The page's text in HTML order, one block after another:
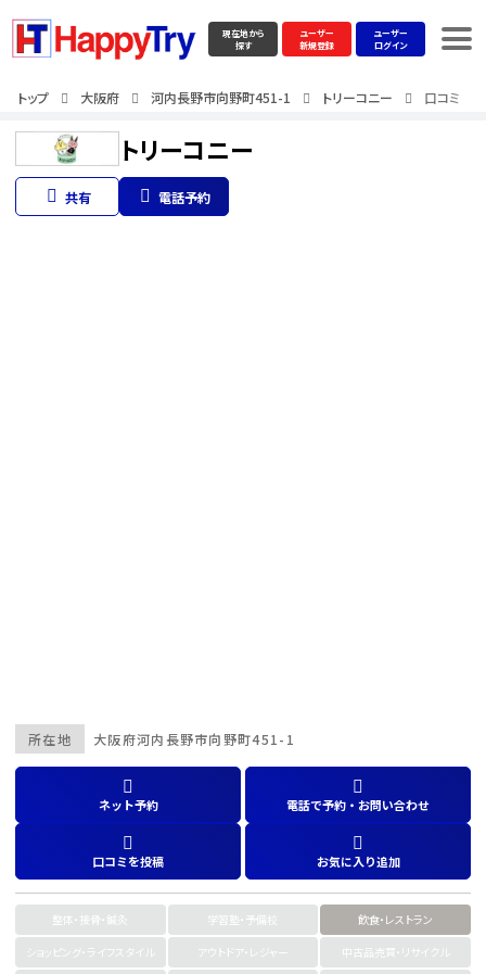
現在地から
探す
ユーザー
新規登録
ユーザー
ログイン
トップ 大阪府 河内長野市向野町451-1 トリーコニー 口コミ
トリーコニー
共有 電話予約
所在地 大阪府河内長野市向野町451-1
ネット予約 電話で予約・お問い合わせ
口コミを投稿 お気に入り追加
整体・接骨・鍼灸 学習塾・予備校
飲食・レストラン
ショッピング・ライフスタイル
アウトドア・レジャー
中古品売買・リサイクル